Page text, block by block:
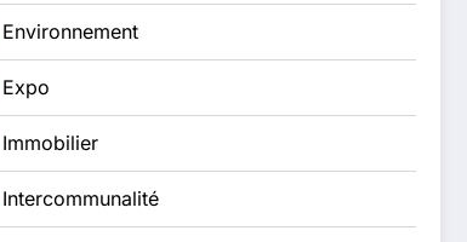
Environnement
Expo
Immobilier
Intercommunalité